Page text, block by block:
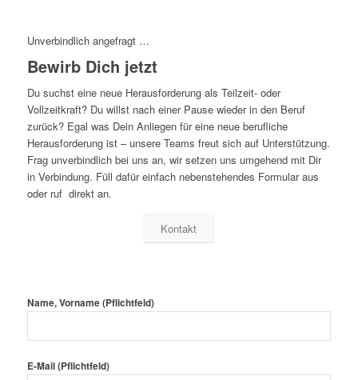
Unverbindlich angefragt …
Bewirb Dich jetzt
Du suchst eine neue Herausforderung als Teilzeit- oder
Vollzeitkraft? Du willst nach einer Pause wieder in den Beruf
zurück? Egal was Dein Anliegen für eine neue berufliche
Herausforderung ist – unsere Teams freut sich auf Unterstützung.
Frag unverbindlich bei uns an, wir setzen uns umgehend mit Dir
in Verbindung. Füll dafür einfach nebenstehendes Formular aus
oder ruf direkt an.
Kontakt
Name, Vorname (Pflichtfeld)
E-Mail (Pflichtfeld)